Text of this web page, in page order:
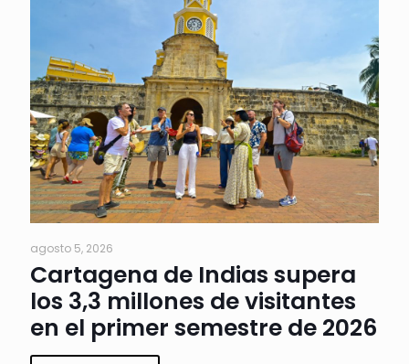
agosto 5, 2026
Cartagena de Indias supera
los 3,3 millones de visitantes
en el primer semestre de 2026